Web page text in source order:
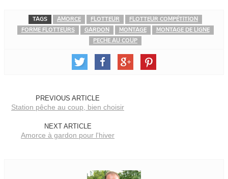
TAGS AMORCE FLOTTEUR
FLOTTEUR COMPÉTITION
FORME FLOTTEURS
GARDON MONTAGE
MONTAGE DE LIGNE
PECHE AU COUP
PREVIOUS ARTICLE
Station pêche au coup, bien choisir
NEXT ARTICLE
Amorce à gardon pour l'hiver